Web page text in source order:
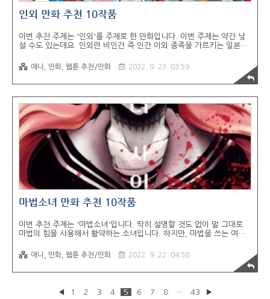
인외 만화 추천 10작품
이번 추천 주제는 '인외'를 주제로 한 만화입니다. 이번 주제는 약간 낮
설 수도 있는데요. 인외란 비인간 즉 인간 이외 종족을 가르키는 일본식
외에 종족이라고 생각하면 좋을듯합니다. 사실 너무 인외 작품을 따로
추천하기엔 카테고리가 너무 방대하기 때문에 굳이 요괴, 수인, 동물, 외
계인 등으로 나눴었는데요. 아무래도 만화 주제가 그렇게 넘치는 건 아
겹치지않게 추천헀습니다. 사실 별개 주제로 추천할때 추천목록에 들어
가지 못했던 작품위주로 뽑았습니다. 솔직하게 이야기하면 재미는 보장
못합니다..ㅎㅎ 그래도 특이한 컨셉에 인외물이 많으니 찍먹이라도 해보
시길! 1. 스피시즈 ..
애니, 만화, 웹툰 추천/만화 2022. 9. 23. 03:59
마법소녀 만화 추천 10작품
이번 추천 주제는 '마법소녀'입니다. 딱히 설명할 것도 없이 말 그대로
마법의 힘을 사용해서 활약하는 소녀입니다. 하지만, 마법을 쓰는 여자
에 마술사, 마녀, 마법사 등도 있으니까요. 일반적으로 변신을하면 옷이
바뀌고 마법봉을 든 정의로운 소녀가 일반적이지만, 그건 아이들이 보는
애니화 된 만화에서나 나오는 정석입니다. 일명 '마마마'(마법소녀 마기
없는 시리어스 한 마법소녀물도 있습니다. 저는 개인적으로 딱히 마법소
녀 취향은 아니라서 추천할 작품을 찾으면서 가볍게 찍먹했는데, 나름
애니, 만화, 웹툰 추천/만화 2022. 9. 22. 04:58
◀ 1 2 3 4 5 6 7 8 ··· 43 ▶